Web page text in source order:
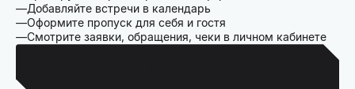
Добавляйте встречи в календарь
Оформите пропуск для себя и гостя
Смотрите заявки, обращения, чеки в личном кабинете